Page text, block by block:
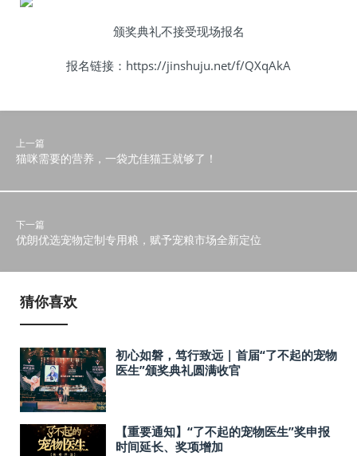
颁奖典礼不接受现场报名
报名链接：https://jinshuju.net/f/QXqAkA
上一篇
猫咪需要的营养，一袋尤佳猫王就够了！
下一篇
优朗优选宠物定制专用粮，赋予宠粮市场全新定位
猜你喜欢
初心如磐，笃行致远 | 首届“了不起的宠物
医生”颁奖典礼圆满收官
【重要通知】“了不起的宠物医生”奖申报
时间延长、奖项增加